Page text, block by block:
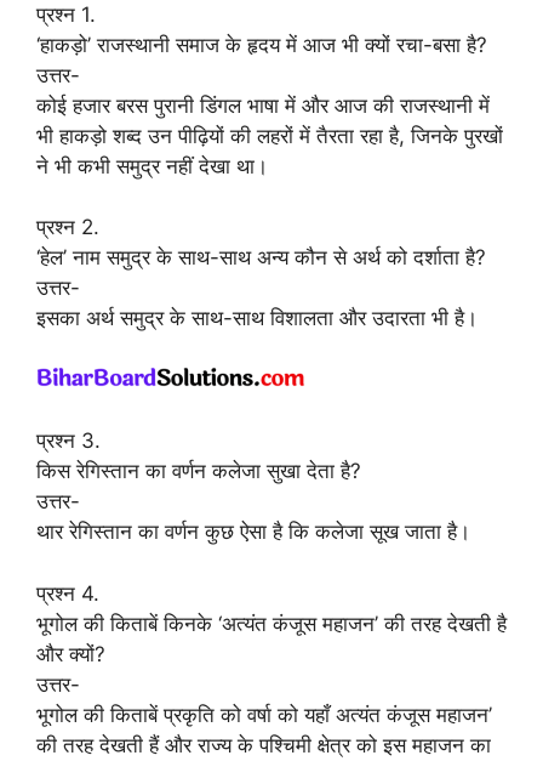
प्रश्न 1.
‘हाकड़ो’ राजस्थानी समाज के हृदय में आज भी क्यों रचा-बसा है?
उत्तर-
कोई हजार बरस पुरानी डिंगल भाषा में और आज की राजस्थानी में
भी हाकड़ो शब्द उन पीढ़ियों की लहरों में तैरता रहा है, जिनके पुरखों
ने भी कभी समुद्र नहीं देखा था।
प्रश्न 2.
‘हेल’ नाम समुद्र के साथ-साथ अन्य कौन से अर्थ को दर्शाता है?
उत्तर-
इसका अर्थ समुद्र के साथ-साथ विशालता और उदारता भी है।
प्रश्न 3.
किस रेगिस्तान का वर्णन कलेजा सुखा देता है?
उत्तर-
थार रेगिस्तान का वर्णन कुछ ऐसा है कि कलेजा सूख जाता है।
प्रश्न 4.
भूगोल की किताबें किनके ‘अत्यंत कंजूस महाजन’ की तरह देखती है
और क्यों?
उत्तर-
भूगोल की किताबें प्रकृति को वर्षा को यहाँ अत्यंत कंजूस महाजन’
की तरह देखती हैं और राज्य के पश्चिमी क्षेत्र को इस महाजन का